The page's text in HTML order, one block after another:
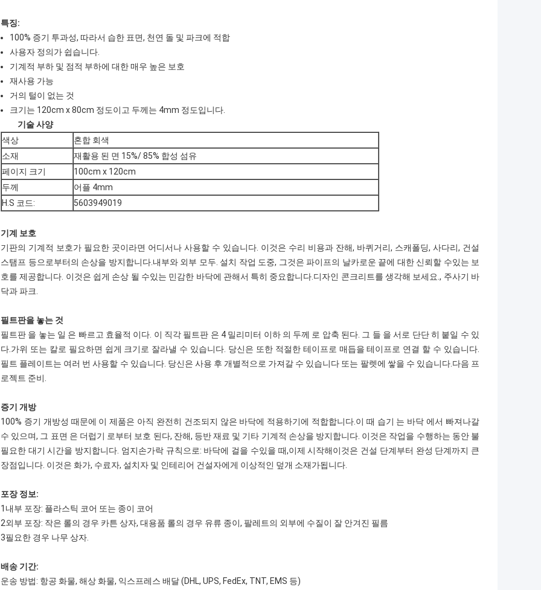
특징:
100% 증기 투과성, 따라서 습한 표면, 천연 돌 및 파크에 적합
사용자 정의가 쉽습니다.
기계적 부하 및 점적 부하에 대한 매우 높은 보호
재사용 가능
거의 털이 없는 것
크기는 120cm x 80cm 정도이고 두께는 4mm 정도입니다.
기술 사양
색상
혼합 회색
소재
재활용 된 면 15%/ 85% 합성 섬유
페이지 크기
100cm x 120cm
두께
어플 4mm
H.S 코드:
5603949019
기계 보호
기판의 기계적 보호가 필요한 곳이라면 어디서나 사용할 수 있습니다. 이것은 수리 비용과 잔해, 바퀴거리, 스캐폴딩, 사다리, 건설
스탬프 등으로부터의 손상을 방지합니다.내부와 외부 모두. 설치 작업 도중, 그것은 파이프의 날카로운 끝에 대한 신뢰할 수있는 보
호를 제공합니다. 이것은 쉽게 손상 될 수있는 민감한 바닥에 관해서 특히 중요합니다.디자인 콘크리트를 생각해 보세요., 주사기 바
닥과 파크.
필트판을 놓는 것
필트판 을 놓는 일 은 빠르고 효율적 이다. 이 직각 필트판 은 4 밀리미터 이하 의 두께 로 압축 된다. 그 들 을 서로 단단 히 붙일 수 있
다.가위 또는 칼로 필요하면 쉽게 크기로 잘라낼 수 있습니다. 당신은 또한 적절한 테이프로 매듭을 테이프로 연결 할 수 있습니다.
필트 플레이트는 여러 번 사용할 수 있습니다. 당신은 사용 후 개별적으로 가져갈 수 있습니다 또는 팔렛에 쌓을 수 있습니다.다음 프
로젝트 준비.
증기 개방
100% 증기 개방성 때문에 이 제품은 아직 완전히 건조되지 않은 바닥에 적용하기에 적합합니다.이 때 습기 는 바닥 에서 빠져나갈
수 있으며, 그 표면 은 더럽기 로부터 보호 된다, 잔해, 등반 재료 및 기타 기계적 손상을 방지합니다. 이것은 작업을 수행하는 동안 불
필요한 대기 시간을 방지합니다. 엄지손가락 규칙으로: 바닥에 걸을 수있을 때,이제 시작해이것은 건설 단계부터 완성 단계까지 큰
장점입니다. 이것은 화가, 수료자, 설치자 및 인테리어 건설자에게 이상적인 덮개 소재가됩니다.
포장 정보:
1내부 포장: 플라스틱 코어 또는 종이 코어
2외부 포장: 작은 롤의 경우 카튼 상자, 대용품 롤의 경우 유류 종이, 팔레트의 외부에 수질이 잘 안겨진 필름
3필요한 경우 나무 상자.
배송 기간:
운송 방법: 항공 화물, 해상 화물, 익스프레스 배달 (DHL, UPS, FedEx, TNT, EMS 등)